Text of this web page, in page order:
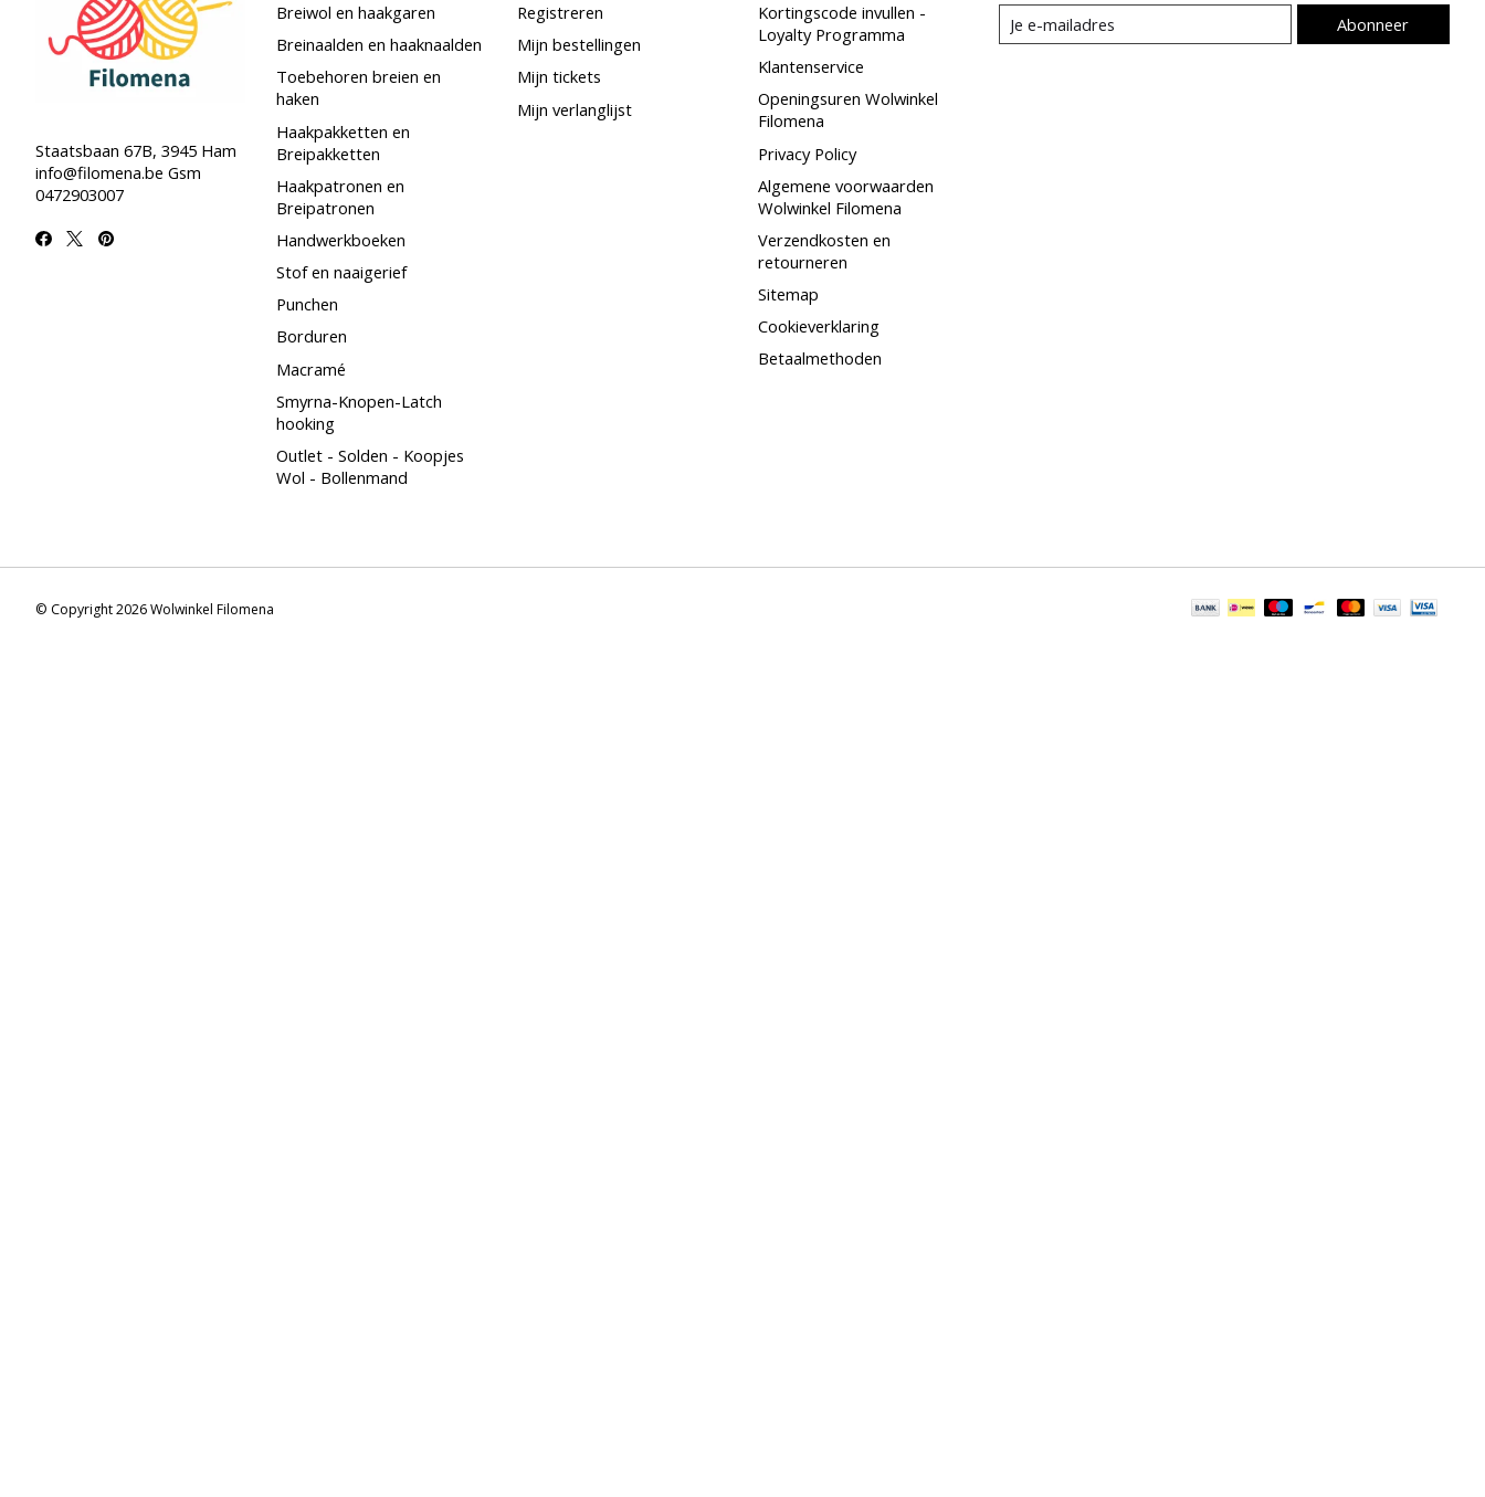
Staatsbaan 67B, 3945 Ham
info@filomena.be Gsm
0472903007
Breiwol en haakgaren
Breinaalden en haaknaalden
Toebehoren breien en
haken
Haakpakketten en
Breipakketten
Haakpatronen en
Breipatronen
Handwerkboeken
Stof en naaigerief
Punchen
Borduren
Macramé
Smyrna-Knopen-Latch
hooking
Outlet - Solden - Koopjes
Wol - Bollenmand
Registreren
Mijn bestellingen
Mijn tickets
Mijn verlanglijst
Kortingscode invullen -
Loyalty Programma
Klantenservice
Openingsuren Wolwinkel
Filomena
Privacy Policy
Algemene voorwaarden
Wolwinkel Filomena
Verzendkosten en
retourneren
Sitemap
Cookieverklaring
Betaalmethoden
Abonneer
© Copyright 2026 Wolwinkel Filomena